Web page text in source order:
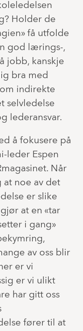
Holder de
få utfolde
god lærings-,
jobb, kanskje
bra med
indirekte
selvledelse
lederansvar.
å fokusere på
leder Espen
Når
at noe av det
er slike
at en «tar
i gang»
av oss blir
er vi
er vi ulikt
har gitt oss
fører til at